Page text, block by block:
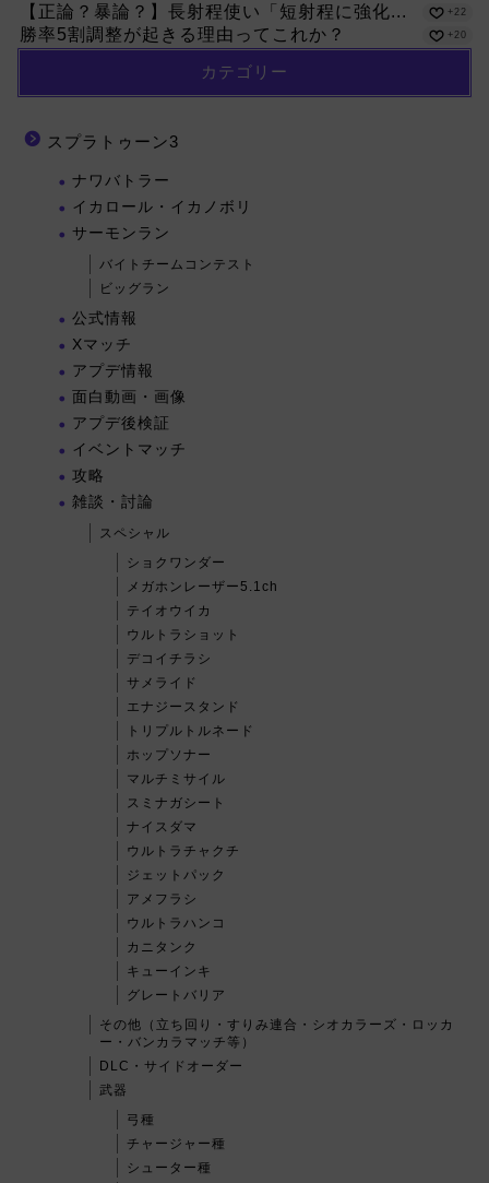
【正論？暴論？】長射程使い「短射程に強化... +22
勝率5割調整が起きる理由ってこれか？ +20
カテゴリー
スプラトゥーン3
ナワバトラー
イカロール・イカノボリ
サーモンラン
バイトチームコンテスト
ビッグラン
公式情報
Xマッチ
アプデ情報
面白動画・画像
アプデ後検証
イベントマッチ
攻略
雑談・討論
スペシャル
ショクワンダー
メガホンレーザー5.1ch
テイオウイカ
ウルトラショット
デコイチラシ
サメライド
エナジースタンド
トリプルトルネード
ホップソナー
マルチミサイル
スミナガシート
ナイスダマ
ウルトラチャクチ
ジェットパック
アメフラシ
ウルトラハンコ
カニタンク
キューインキ
グレートバリア
その他（立ち回り・すりみ連合・シオカラーズ・ロッカ
ー・バンカラマッチ等）
DLC・サイドオーダー
武器
弓種
チャージャー種
シューター種